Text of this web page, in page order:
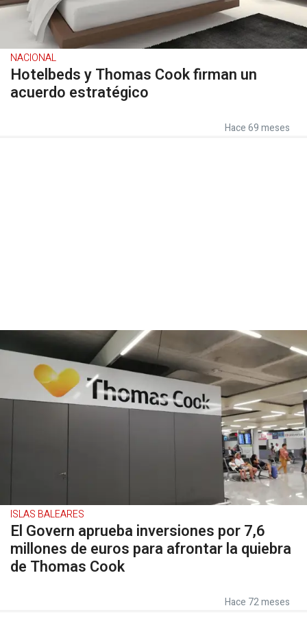
NACIONAL
Hotelbeds y Thomas Cook firman un
acuerdo estratégico
Hace 69 meses
ISLAS BALEARES
El Govern aprueba inversiones por 7,6
millones de euros para afrontar la quiebra
de Thomas Cook
Hace 72 meses